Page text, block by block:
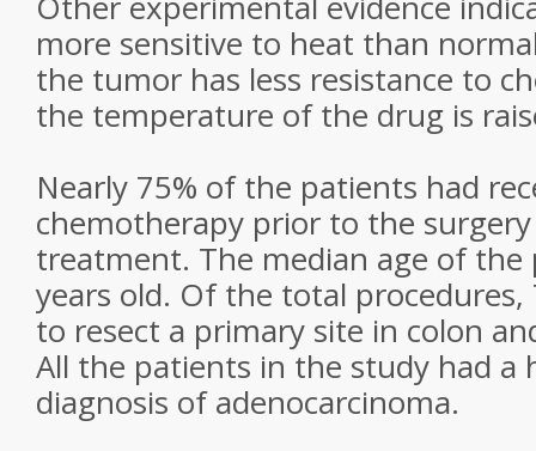
more sensitive to heat than
the tumor has less resistance to
the temperature of the drug is
Nearly 75% of the patients had
chemotherapy prior to the
treatment. The median age of the
years old. Of the total
to resect a primary site in colon
All the patients in the study had a
diagnosis of adenocarcinoma.